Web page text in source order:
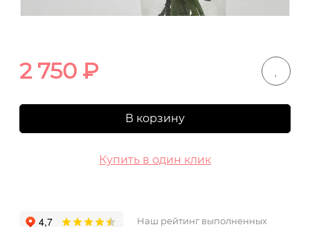
2 750 ₽
В корзину
Купить в один клик
Наш рейтинг выполненных